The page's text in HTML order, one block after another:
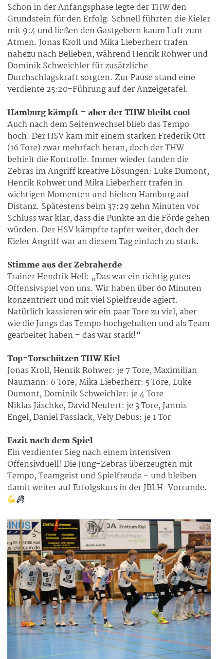
Schon in der Anfangsphase legte der THW den
Grundstein für den Erfolg: Schnell führten die Kieler
mit 9:4 und ließen den Gastgebern kaum Luft zum
Atmen. Jonas Kroll und Mika Lieberherr trafen
nahezu nach Belieben, während Henrik Rohwer und
Dominik Schweichler für zusätzliche
Durchschlagskraft sorgten. Zur Pause stand eine
verdiente 25:20-Führung auf der Anzeigetafel.
Hamburg kämpft – aber der THW bleibt cool
Auch nach dem Seitenwechsel blieb das Tempo
hoch. Der HSV kam mit einem starken Frederik Ott
(16 Tore) zwar mehrfach heran, doch der THW
behielt die Kontrolle. Immer wieder fanden die
Zebras im Angriff kreative Lösungen: Luke Dumont,
Henrik Rohwer und Mika Lieberherr trafen in
wichtigen Momenten und hielten Hamburg auf
Distanz. Spätestens beim 37:29 zehn Minuten vor
Schluss war klar, dass die Punkte an die Förde gehen
würden. Der HSV kämpfte tapfer weiter, doch der
Kieler Angriff war an diesem Tag einfach zu stark.
Stimme aus der Zebraherde
Trainer Hendrik Hell: „Das war ein richtig gutes
Offensivspiel von uns. Wir haben über 60 Minuten
konzentriert und mit viel Spielfreude agiert.
Natürlich kassieren wir ein paar Tore zu viel, aber
wie die Jungs das Tempo hochgehalten und als Team
gearbeitet haben – das war stark!“
Top-Torschützen THW Kiel
Jonas Kroll, Henrik Rohwer: je 7 Tore, Maximilian
Naumann: 6 Tore, Mika Lieberherr: 5 Tore, Luke
Dumont, Dominik Schweichler: je 4 Tore
Niklas Jäschke, David Neufert: je 3 Tore, Jannis
Engel, Daniel Passlack, Vely Debus: je 1 Tor
Fazit nach dem Spiel
Ein verdienter Sieg nach einem intensiven
Offensivduell! Die Jung-Zebras überzeugten mit
Tempo, Teamgeist und Spielfreude – und bleiben
damit weiter auf Erfolgskurs in der JBLH-Vorrunde.